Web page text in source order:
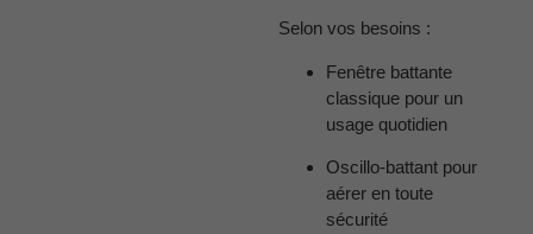
Selon vos besoins :
Fenêtre battante
classique pour un
usage quotidien
Oscillo-battant pour
aérer en toute
sécurité